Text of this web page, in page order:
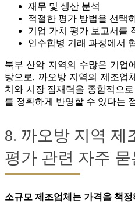
재무 및 생산 분석
적절한 평가 방법을 선택
기업 가치 평가 보고서를
인수합병 거래 과정에서
북부 산악 지역의 수많은 기업
탕으로, 까오방 지역의 제조업
치와 시장 잠재력을 종합적으
를 정확하게 반영할 수 있다는
8. 까오방 지역 제
평가 관련 자주 묻
소규모 제조업체는 가격을 책정